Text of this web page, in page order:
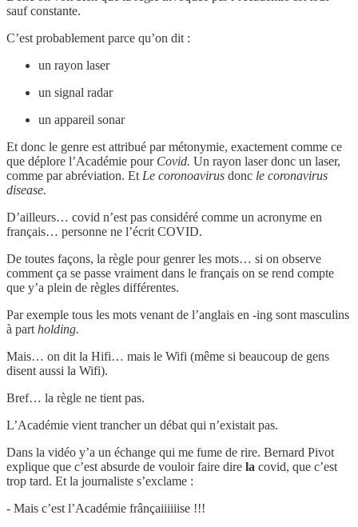
sauf constante.
C’est probablement parce qu’on dit :
un rayon laser
un signal radar
un appareil sonar
Et donc le genre est attribué par métonymie, exactement comme ce
que déplore l’Académie pour Covid. Un rayon laser donc un laser,
comme par abréviation. Et Le coronoavirus donc le coronavirus
disease.
D’ailleurs… covid n’est pas considéré comme un acronyme en
français… personne ne l’écrit COVID.
De toutes façons, la règle pour genrer les mots… si on observe
comment ça se passe vraiment dans le français on se rend compte
que y’a plein de règles différentes.
Par exemple tous les mots venant de l’anglais en -ing sont masculins
à part holding.
Mais… on dit la Hifi… mais le Wifi (même si beaucoup de gens
disent aussi la Wifi).
Bref… la règle ne tient pas.
L’Académie vient trancher un débat qui n’existait pas.
Dans la vidéo y’a un échange qui me fume de rire. Bernard Pivot
explique que c’est absurde de vouloir faire dire la covid, que c’est
trop tard. Et la journaliste s’exclame :
- Mais c’est l’Académie frânçaiiiiiise !!!